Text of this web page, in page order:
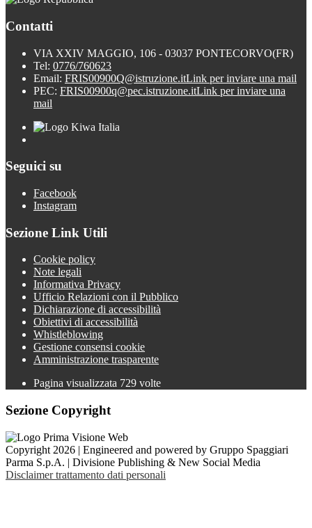
Contatti
VIA XXIV MAGGIO, 106 - 03037 PONTECORVO(FR)
Tel: 0776/760623
Email: FRIS00900Q@istruzione.itLink per inviare una mail
PEC: FRIS00900q@pec.istruzione.itLink per inviare una
mail
Seguici su
Facebook
Instagram
Sezione Link Utili
Cookie policy
Note legali
Informativa Privacy
Ufficio Relazioni con il Pubblico
Dichiarazione di accessibilità
Obiettivi di accessibilità
Whistleblowing
Gestione consensi cookie
Amministrazione trasparente
Pagina visualizzata 729 volte
Sezione Copyright
Copyright 2026 | Engineered and powered by Gruppo Spaggiari
Parma S.p.A. | Divisione Publishing & New Social Media
Disclaimer trattamento dati personali